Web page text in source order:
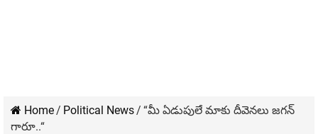
Home/ Political News/ “మీ ఏడుపులే మాకు దీవెన‌లు జ‌గ‌న్
గారూ..“